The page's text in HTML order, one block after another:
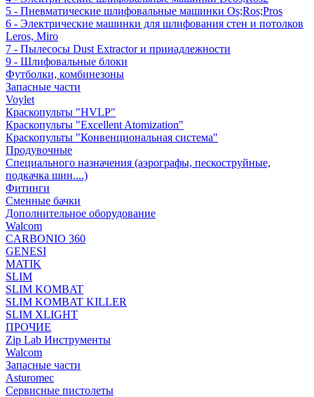
5 - Пневматические шлифовальные машинки Os;Ros;Pros
6 - Электрические машинки для шлифования стен и потолков
Leros, Miro
7 - Пылесосы Dust Extractor и принадлежности
9 - Шлифовальные блоки
Футболки, комбинезоны
Запасные части
Voylet
Краскопульты "HVLP"
Краскопульты "Excellent Atomization"
Краскопульты "Конвенциональная система"
Продувочные
Специального назначения (аэрографы, пескоструйные,
подкачка шин....)
Фитинги
Сменные бачки
Дополнительное оборудование
Walcom
CARBONIO 360
GENESI
MATIK
SLIM
SLIM KOMBAT
SLIM KOMBAT KILLER
SLIM XLIGHT
ПРОЧИЕ
Zip Lab Инструменты
Walсom
Запасные части
Asturomec
Сервисные пистолеты